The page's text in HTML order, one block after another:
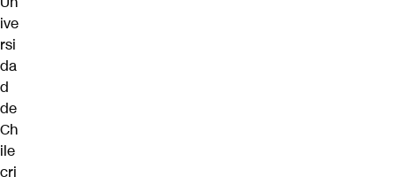
ive
rsi
da
d
de
Ch
ile
cri